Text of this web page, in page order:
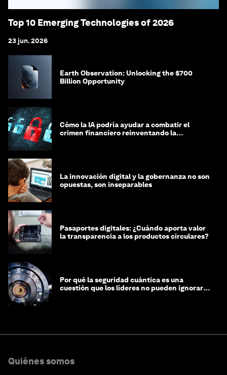
Top 10 Emerging Technologies of 2026
23 jun. 2026
Earth Observation: Unlocking the $700
Billion Opportunity
Cómo la IA podría ayudar a combatir el
crimen financiero reinventando la
La innovación digital y la gobernanza no son
opuestas, son inseparables
Pasaportes digitales: ¿Cuándo aporta valor
la transparencia a los productos circulares?
Por qué la seguridad cuántica es una
cuestión que los líderes no pueden ignorar
Quiénes somos